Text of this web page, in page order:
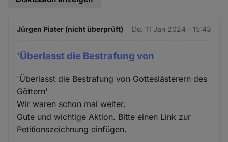
Jürgen Piater (nicht überprüft) Do. 11 Jan 2024 - 15:43
'Überlasst die Bestrafung von
'Überlasst die Bestrafung von Gotteslästerern des
Göttern'
Wir waren schon mal weiter.
Gute und wichtige Aktion. Bitte einen Link zur
Petitionszeichnung einfügen.